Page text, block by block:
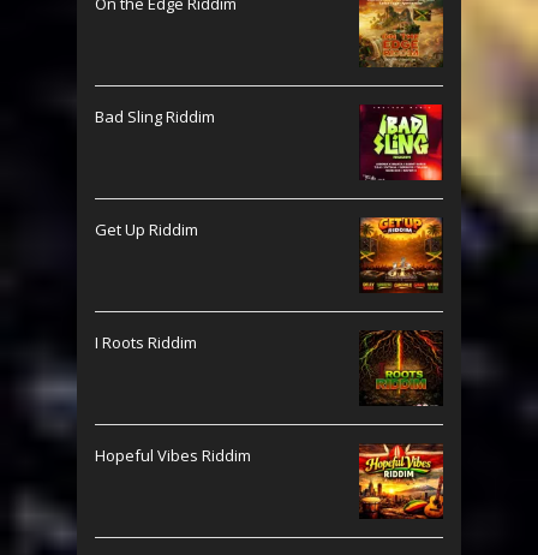
Bad Sling Riddim
Get Up Riddim
I Roots Riddim
Hopeful Vibes Riddim